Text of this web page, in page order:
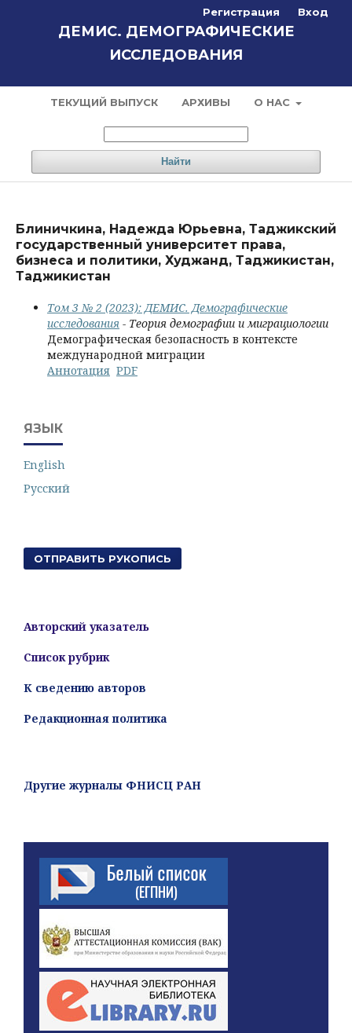
ДЕМИС. ДЕМОГРАФИЧЕСКИЕ
ИССЛЕДОВАНИЯ
ТЕКУЩИЙ ВЫПУСК АРХИВЫ О НАС
Найти
Регистрация Вход
Блиничкина, Надежда Юрьевна, Таджикский
государственный университет права,
бизнеса и политики, Худжанд, Таджикистан,
Таджикистан
Том 3 № 2 (2023): ДЕМИС. Демографические
исследования - Теория демографии и миграциологии
Демографическая безопасность в контексте
международной миграции
Аннотация PDF
ЯЗЫК
English
Русский
ОТПРАВИТЬ РУКОПИСЬ
Авторский указатель
Список рубрик
К сведению авторов
Редакционная политика
Другие журналы ФНИСЦ РАН